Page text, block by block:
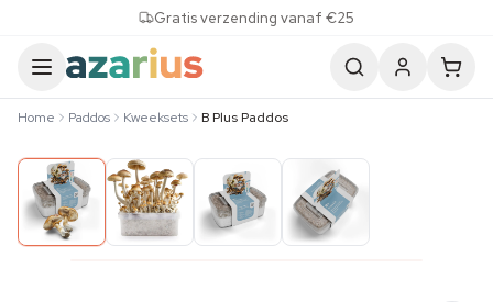
Gratis verzending vanaf €25
Home Paddos Kweeksets B Plus Paddos